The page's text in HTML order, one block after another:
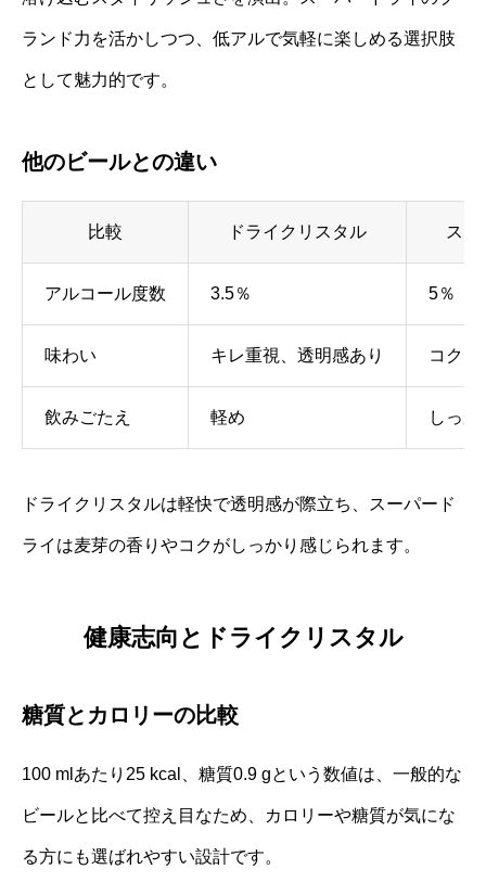
ランド力を活かしつつ、低アルで気軽に楽しめる選択肢
として魅力的です。
他のビールとの違い
比較 ドライクリスタル スー
アルコール度数 3.5％ 5％
味わい キレ重視、透明感あり コクと
飲みごたえ 軽め しっ
ドライクリスタルは軽快で透明感が際立ち、スーパード
ライは麦芽の香りやコクがしっかり感じられます。
健康志向とドライクリスタル
糖質とカロリーの比較
100 mlあたり25 kcal、糖質0.9 gという数値は、一般的な
ビールと比べて控え目なため、カロリーや糖質が気にな
る方にも選ばれやすい設計です。